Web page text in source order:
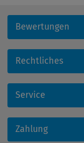
Bewertungen
Rechtliches
Service
Zahlung